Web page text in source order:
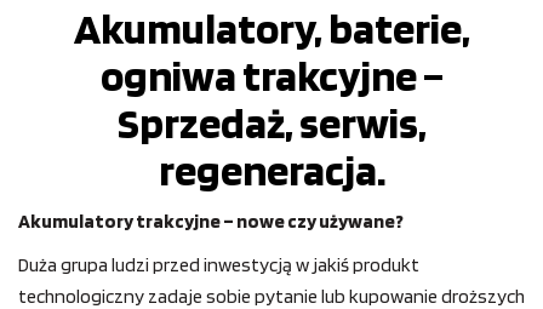
Akumulatory, baterie,
ogniwa trakcyjne –
Sprzedaż, serwis,
regeneracja.
Akumulatory trakcyjne – nowe czy używane?
Duża grupa ludzi przed inwestycją w jakiś produkt
technologiczny zadaje sobie pytanie lub kupowanie droższych